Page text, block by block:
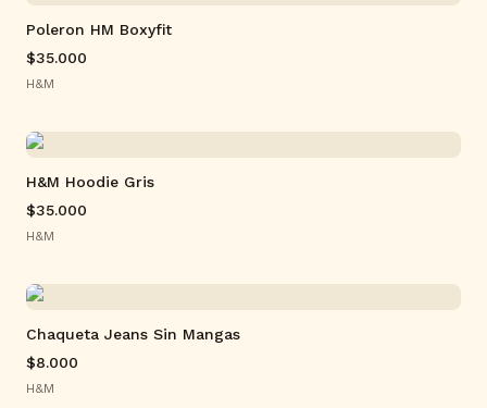
Poleron HM Boxyfit
$35.000
H&M
H&M Hoodie Gris
$35.000
H&M
Chaqueta Jeans Sin Mangas
$8.000
H&M